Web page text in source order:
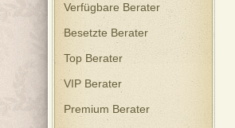
Verfügbare Berater
Besetzte Berater
Top Berater
VIP Berater
Premium Berater